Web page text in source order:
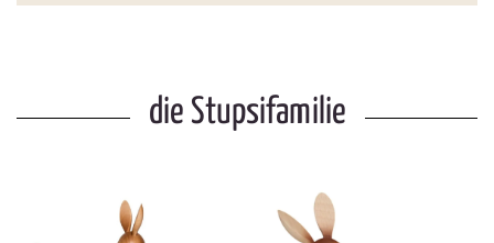
die Stupsifamilie